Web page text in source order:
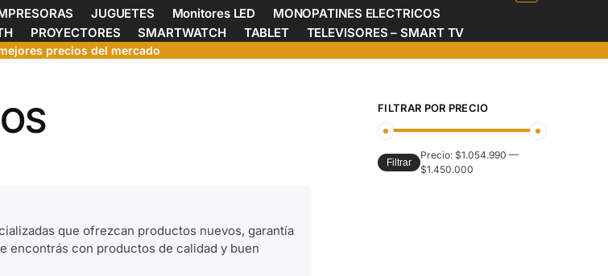
JUGUETES Monitores LED
MONOPATINES ELECTRICOS
PROYECTORES SMARTWATCH TABLET TELEVISORES – SMART TV
precios del mercado
que ofrezcan productos nuevos, garantía
encontrás con productos de calidad y buen
FILTRAR POR PRECIO
Filtrar
Precio: $1.054.990 —
$1.450.000